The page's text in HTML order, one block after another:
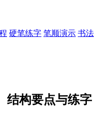
硬笔练字 笔顺演示 书法
结构要点与练字